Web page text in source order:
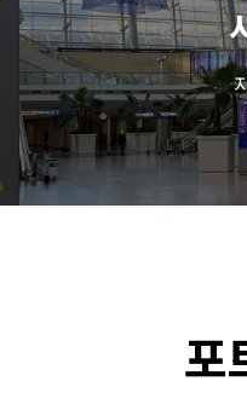
포